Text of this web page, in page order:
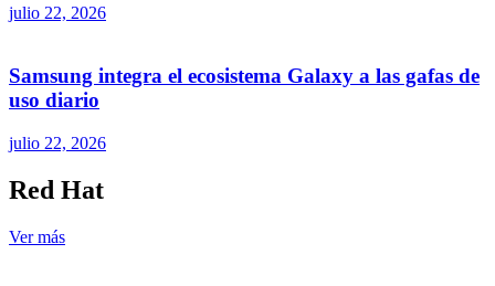
julio 22, 2026
Samsung integra el ecosistema Galaxy a las gafas de
uso diario
julio 22, 2026
Red Hat
Ver más